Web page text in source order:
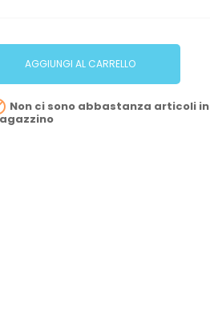
AGGIUNGI AL CARRELLO
Non ci sono abbastanza articoli in